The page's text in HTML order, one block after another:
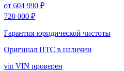
от 604 990 ₽
720 000 ₽
Гарантия юридической чистоты
Оригинал ПТС в наличии
vin VIN проверен